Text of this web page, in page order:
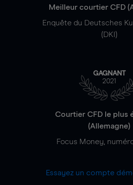
Meilleur courtier CFD
Enquête du Deutsches
(DKI)
GAGNANT
2021
Courtier CFD le plus
(Allemagne)
Focus Money,
Essayez un compte